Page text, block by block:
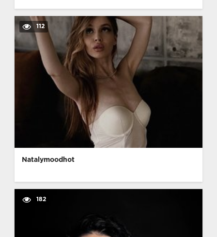
112
Natalymoodhot
182